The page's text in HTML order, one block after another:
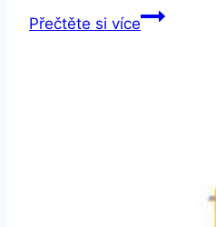
Přečtěte si víceSuunto